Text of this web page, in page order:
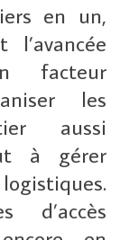
en un,
facteur
les
aussi
à gérer
d’accès